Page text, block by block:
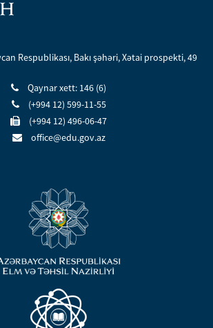
Respublikası, Bakı şəhəri, Xətai prospekti, 49
Qaynar xett: 146 (6)
(+994 12) 599-11-55
(+994 12) 496-06-47
office@edu.gov.az